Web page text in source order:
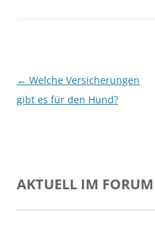
Beitragsnavigation
← Welche Versicherungen
gibt es für den Hund?
AKTUELL IM FORUM